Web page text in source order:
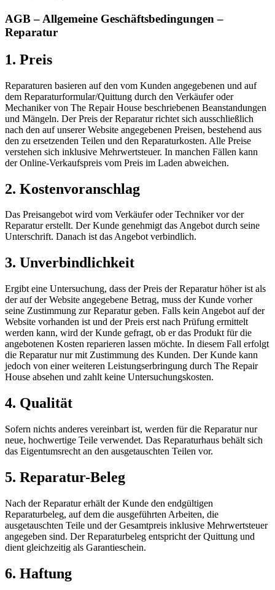
AGB – Allgemeine Geschäftsbedingungen –
Reparatur
1. Preis
Reparaturen basieren auf den vom Kunden angegebenen und auf
dem Reparaturformular/Quittung durch den Verkäufer oder
Mechaniker von The Repair House beschriebenen Beanstandungen
und Mängeln. Der Preis der Reparatur richtet sich ausschließlich
nach den auf unserer Website angegebenen Preisen, bestehend aus
den zu ersetzenden Teilen und den Reparaturkosten. Alle Preise
verstehen sich inklusive Mehrwertsteuer. In manchen Fällen kann
der Online-Verkaufspreis vom Preis im Laden abweichen.
2. Kostenvoranschlag
Das Preisangebot wird vom Verkäufer oder Techniker vor der
Reparatur erstellt. Der Kunde genehmigt das Angebot durch seine
Unterschrift. Danach ist das Angebot verbindlich.
3. Unverbindlichkeit
Ergibt eine Untersuchung, dass der Preis der Reparatur höher ist als
der auf der Website angegebene Betrag, muss der Kunde vorher
seine Zustimmung zur Reparatur geben. Falls kein Angebot auf der
Website vorhanden ist und der Preis erst nach Prüfung ermittelt
werden kann, wird der Kunde gefragt, ob er das Produkt für die
angebotenen Kosten reparieren lassen möchte. In diesem Fall erfolgt
die Reparatur nur mit Zustimmung des Kunden. Der Kunde kann
jedoch von einer weiteren Leistungserbringung durch The Repair
House absehen und zahlt keine Untersuchungskosten.
4. Qualität
Sofern nichts anderes vereinbart ist, werden für die Reparatur nur
neue, hochwertige Teile verwendet. Das Reparaturhaus behält sich
das Eigentumsrecht an den ausgetauschten Teilen vor.
5. Reparatur-Beleg
Nach der Reparatur erhält der Kunde den endgültigen
Reparaturbeleg, auf dem die ausgeführten Arbeiten, die
ausgetauschten Teile und der Gesamtpreis inklusive Mehrwertsteuer
angegeben sind. Der Reparaturbeleg entspricht der Quittung und
dient gleichzeitig als Garantieschein.
6. Haftung